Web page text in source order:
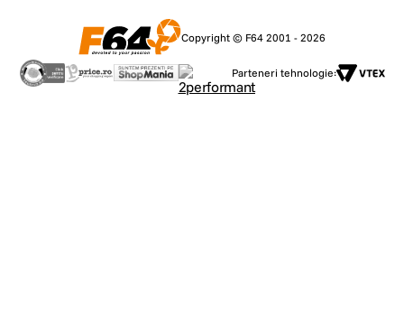
Copyright © F64 2001 - 2026
Parteneri tehnologie: